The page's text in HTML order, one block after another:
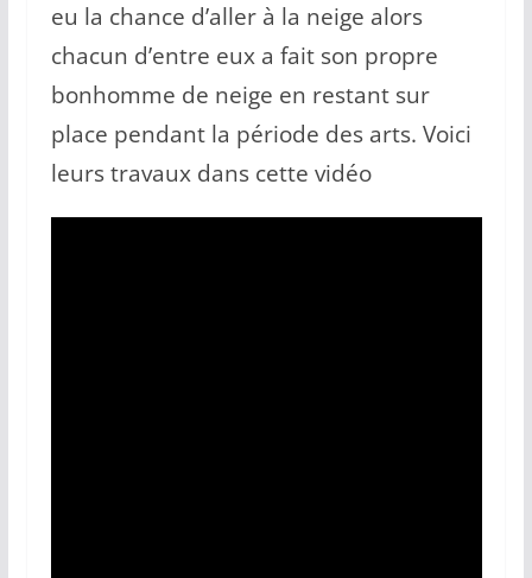
eu la chance d’aller à la neige alors
chacun d’entre eux a fait son propre
bonhomme de neige en restant sur
place pendant la période des arts. Voici
leurs travaux dans cette vidéo